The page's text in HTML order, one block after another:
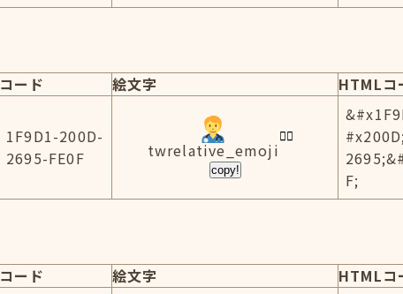
コード 絵文字
HTMLコ
1F9D1-200D-
2695-FE0F
twrelative_emoji
copy!
F;
コード 絵文字
HTMLコ